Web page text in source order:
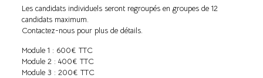
Les candidats individuels seront regroupés en groupes de 12
candidats maximum.
Contactez-nous pour plus de détails.
Module 1 : 600€ TTC
Module 2 : 400€ TTC
Module 3 : 200€ TTC